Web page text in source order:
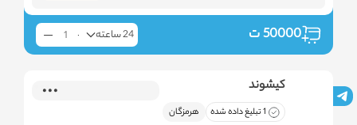
50000ت 24 ساعته
کیشوند
1 تبلیغ داده شده هرمزگان